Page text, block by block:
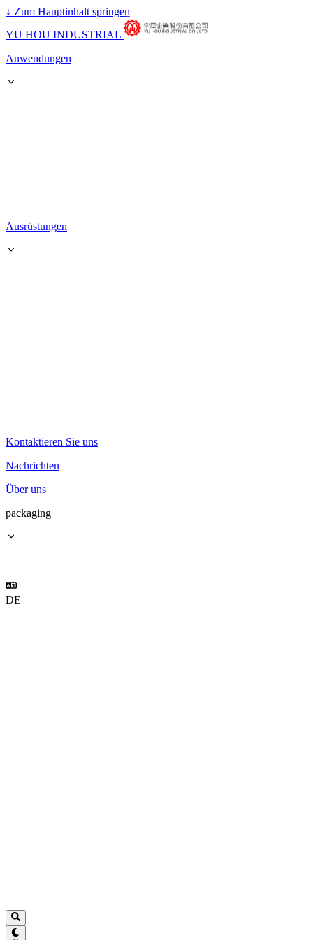
↓ Zum Hauptinhalt springen
YU HOU INDUSTRIAL
Anwendungen
Ausrüstungen
Kontaktieren Sie uns
Nachrichten
Über uns
packaging
DE